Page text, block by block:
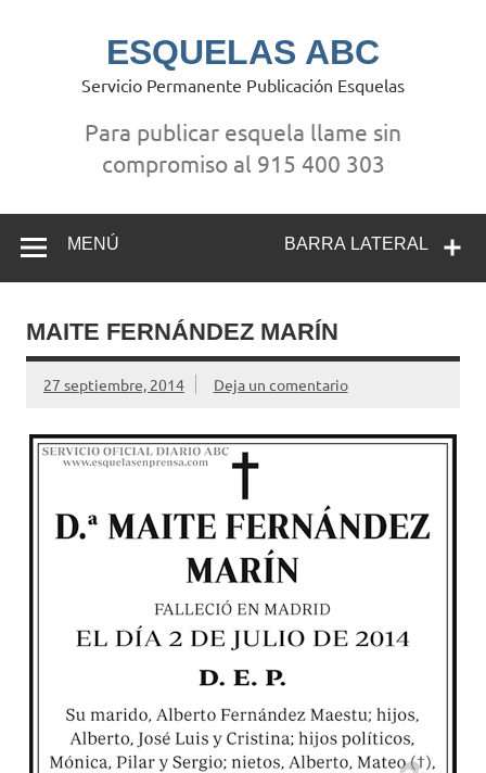
ESQUELAS ABC
Servicio Permanente Publicación Esquelas
Para publicar esquela llame sin
compromiso al 915 400 303
BARRA LATERAL
MENÚ
MAITE FERNÁNDEZ MARÍN
27 septiembre, 2014 Deja un comentario